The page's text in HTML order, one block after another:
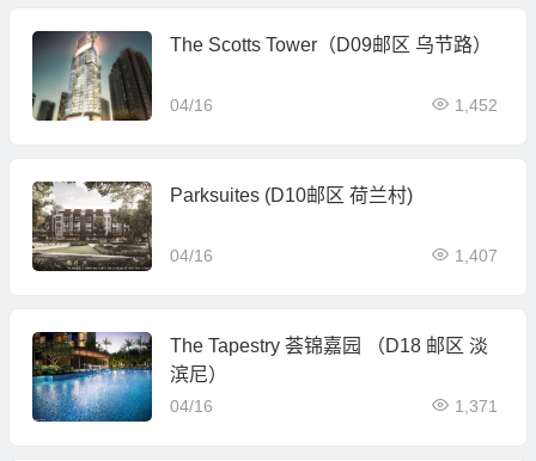
The Scotts Tower（D09邮区 乌节路）
04/16 1,452
Parksuites (D10邮区 荷兰村)
04/16 1,407
The Tapestry 荟锦嘉园 （D18 邮区 淡
滨尼）
04/16 1,371